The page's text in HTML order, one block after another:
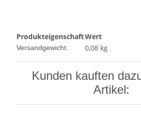
ProdukteigenschaftWert
Versandgewicht: 0,08 kg
Kunden kauften
Artikel: